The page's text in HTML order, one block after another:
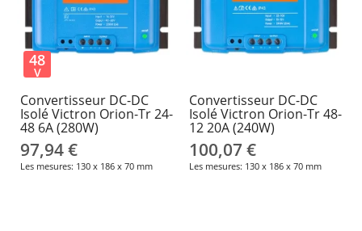
Convertisseur DC-DC
Isolé Victron Orion-Tr 24-
48 6A (280W)
97,94 €
Les mesures: 130 x 186 x 70 mm
48
V
Convertisseur DC-DC
Isolé Victron Orion-Tr 48-
12 20A (240W)
100,07 €
Les mesures: 130 x 186 x 70 mm